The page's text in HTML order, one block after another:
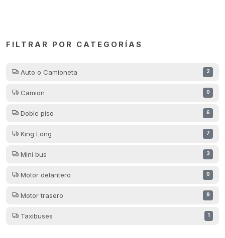
FILTRAR POR CATEGORÍAS
Auto o Camioneta 2
Camion 0
Doble piso 6
King Long 7
Mini bus 3
Motor delantero 0
Motor trasero 9
Taxibuses 1